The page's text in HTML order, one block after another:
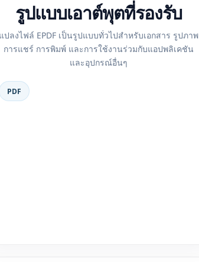
รูปแบบเอาต์พุตที่รองรับ
แปลงไฟล์ EPDF เป็นรูปแบบทั่วไปสำหรับเอกสาร รูปภาพ
การแชร์ การพิมพ์ และการใช้งานร่วมกับแอปพลิเคชัน
และอุปกรณ์อื่นๆ
PDF